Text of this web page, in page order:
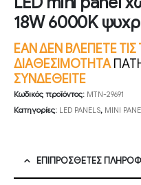
18W 6000K
ΕΑΝ ΔΕΝ ΒΛΕΠΕΤΕ ΤΙΣ
ΔΙΑΘΕΣΙΜΟΤΗΤΑ
ΣΥΝΔΕΘΕΙΤΕ
Κωδικός προϊόντος: MTN-29691
Κατηγορίες: LED PANELS, MINI
ΕΠΙΠΡΌΣΘΕΤΕΣ